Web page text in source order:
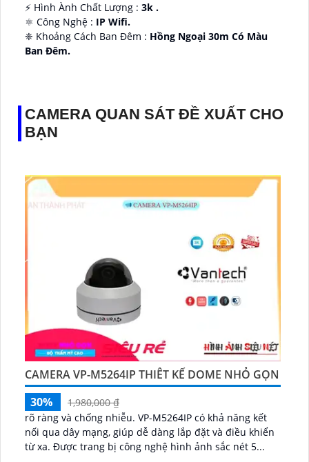
️⚡ Hình Ành Chất Lượng : 3k .
⚛️ Công Nghệ : IP Wifi.
❈ Khoảng Cách Ban Đêm : Hồng Ngoại 30m Có Màu
Ban Ðêm.
CAMERA QUAN SÁT ĐỀ XUẤT CHO
BẠN
CAMERA VP-M5264IP THIÊT KẾ DOME NHỎ GỌN
30%
1,980,000 ₫
rõ ràng và chống nhiễu. VP-M5264IP có khả năng kết
nối qua dây mạng, giúp dễ dàng lắp đặt và điều khiển
từ xa. Được trang bị công nghệ hình ảnh sắc nét 5...